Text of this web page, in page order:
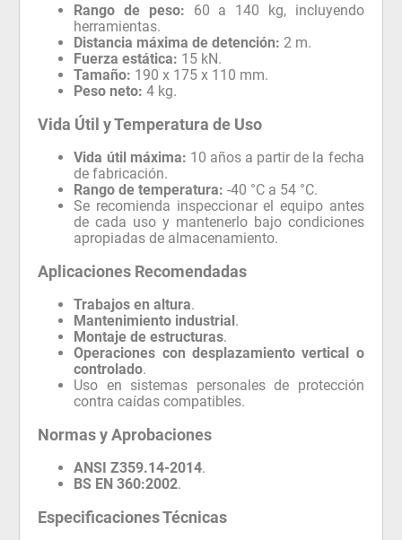
Rango de peso: 60 a 140 kg, incluyendo
herramientas.
Distancia máxima de detención: 2 m.
Fuerza estática: 15 kN.
Tamaño: 190 x 175 x 110 mm.
Peso neto: 4 kg.
Vida Útil y Temperatura de Uso
Vida útil máxima: 10 años a partir de la fecha
de fabricación.
Rango de temperatura: -40 °C a 54 °C.
Se recomienda inspeccionar el equipo antes
de cada uso y mantenerlo bajo condiciones
apropiadas de almacenamiento.
Aplicaciones Recomendadas
Trabajos en altura.
Mantenimiento industrial.
Montaje de estructuras.
Operaciones con desplazamiento vertical o
controlado.
Uso en sistemas personales de protección
contra caídas compatibles.
Normas y Aprobaciones
ANSI Z359.14-2014.
BS EN 360:2002.
Especificaciones Técnicas